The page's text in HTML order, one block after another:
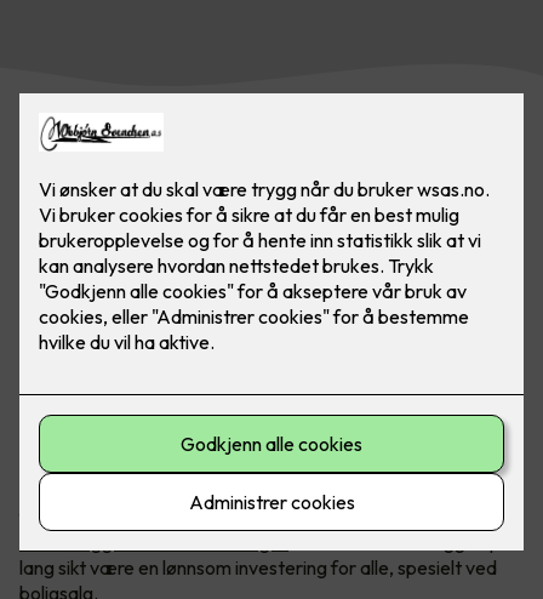
Mange borettslag og sameier er i gang med å etablere
ladeanlegg for elbiler. Flere har til nå gitt beboere tillatelse til
å installere ladere til eget bruk, men etter hvert som stadig
flere kjører elbil, vil det være helt nødvendig å ha ett
lang sikt være en lønnsom investering for alle, spesielt ved
boligsalg.